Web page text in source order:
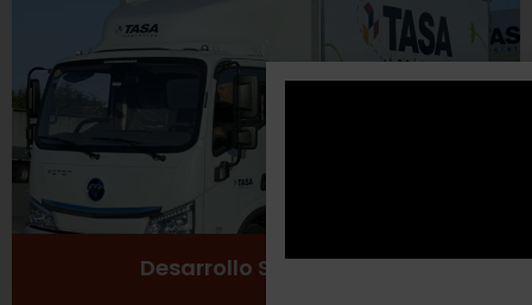
Desarrollo Sustentable
Inclusión social
Cuidado del medio ambiente
Ver más